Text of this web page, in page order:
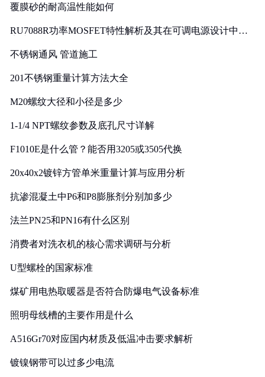
覆膜砂的耐高温性能如何
RU7088R功率MOSFET特性解析及其在可调电源设计中的
不锈钢通风 管道施工
201不锈钢重量计算方法大全
M20螺纹大径和小径是多少
1-1/4 NPT螺纹参数及底孔尺寸详解
F1010E是什么管？能否用3205或3505代换
20x40x2镀锌方管单米重量计算与应用分析
抗渗混凝土中P6和P8膨胀剂分别加多少
法兰PN25和PN16有什么区别
消费者对洗衣机的核心需求调研与分析
U型螺栓的国家标准
煤矿用电热取暖器是否符合防爆电气设备标准
照明母线槽的主要作用是什么
A516Gr70对应国内材质及低温冲击要求解析
镀镍钢带可以过多少电流